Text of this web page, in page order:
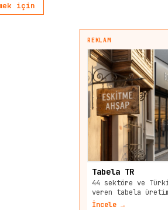
için
REKLAM
Tabela TR
44 sektöre ve
veren tabela
İncele →